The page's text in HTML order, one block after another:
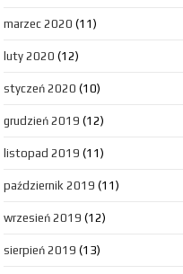
marzec 2020 (11)
luty 2020 (12)
styczeń 2020 (10)
grudzień 2019 (12)
listopad 2019 (11)
październik 2019 (11)
wrzesień 2019 (12)
sierpień 2019 (13)